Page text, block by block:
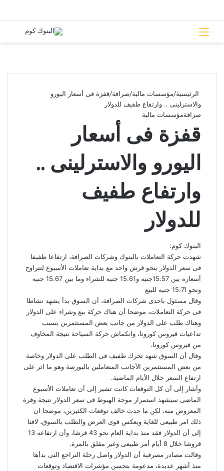
القائمة
الرئيسية/مؤسسات مالية/صرافة/قفزة فى أسعار اليورو
والاسترلينى .. وارتفاع طفيف للدولار
صرافةمؤسسات مالية
قفزة فى أسعار
اليورو والاسترلينى ..
وارتفاع طفيف
للدولار
البنوك كوم:
شهدت حركة التعاملات بالبنوك وشركات الصرافة، ارتفاعا طفيفا
فى سعر الدولار بنحو قرش واحد مع بداية تعاملات الأسبوع لتتراوح
أسعاره بين 15.57جنيه و15.61 جنيه للشراء وما بين 15.67 جنيه
ونحو 15.71 جنيه للبيع
وقال مسئول باحدى شركات الصرافة، أن السوق بدأ يشهد نشاطا
فى حركة التعاملات، موضحا أن هناك حركة بيع وشراء على الدولار
وهناك طلب على الدولار من جانب بعض المستثمرين بسبب
تداعيات فيروس كورونا، وانكماش حركة السياحة نتيجة المخاوف
من فيروس كورونا.
وقال أن السوق شهد تحرك طفيف فى الطلب على الدولار وخاصة
من بعض المستثمرين الأجانب المتعاملين بالبورصة وهو ما اثر على
ارتفاع السعر خلال الأيام الماضية.
وأشار إلى أن كل التوقعات كانت تشير إلى أن تعاملات الأسبوع
الماضى سيشهد استمرار موجة الهبوط فى سعر الدولار نتيجة وفرة
المعروض منه، لكن ما حدث خالف توقعات الكثيرين، موضحا ان
ذلك امر طبيعى للغاية ويعكس قوى العرض والطلب بالسوق، لافتا
إلى أن الدولار فقد منذ بداية العام نحو 43 قرشا، وأن ارتفاعه 13
قروشا خلال 8 أيام أمر طبيعى وغير مقلق بالمرة.
وقالت مصادر مصرفية أن الدولار واصل رحلة التراجع التى بدأها
منذ أشهر عديدة، مدعومة بتحسن مؤشرات الاقتصاد وتوقعات